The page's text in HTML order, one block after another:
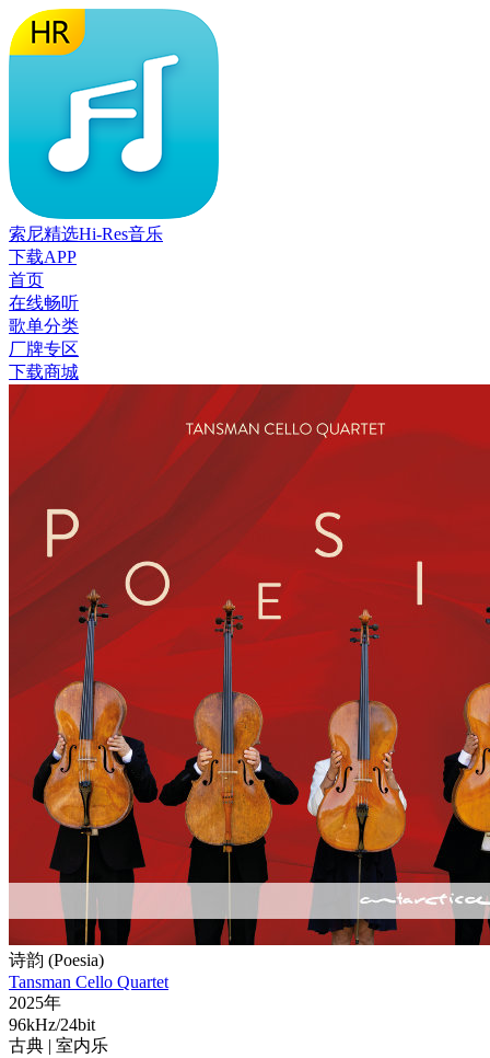
索尼精选Hi-Res音乐
下载APP
首页
在线畅听
歌单分类
厂牌专区
下载商城
诗韵 (Poesia)
Tansman Cello Quartet
2025年
96kHz/24bit
古典 | 室内乐